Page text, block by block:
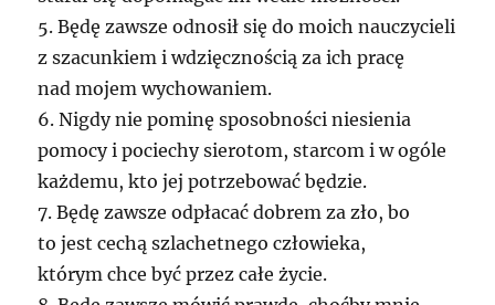
5. Będę zawsze odnosił się do moich nauczycieli
z szacunkiem i wdzięcznością za ich pracę
nad mojem wychowaniem.
6. Nigdy nie pominę sposobności niesienia
pomocy i pociechy sierotom, starcom i w ogóle
każdemu, kto jej potrzebować będzie.
7. Będę zawsze odpłacać dobrem za zło, bo
to jest cechą szlachetnego człowieka,
którym chce być przez całe życie.